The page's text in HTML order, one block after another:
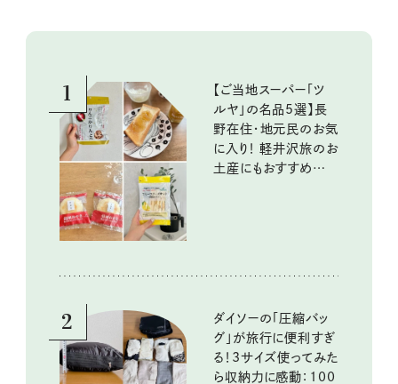
1
【ご当地スーパー「ツ
ルヤ」の名品5選】長
野在住・地元民のお気
に入り！ 軽井沢旅のお
土産にもおすすめのお
2
ダイソーの「圧縮バッ
グ」が旅行に便利すぎ
る！3サイズ使ってみた
ら収納力に感動：100